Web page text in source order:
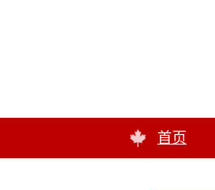
首页